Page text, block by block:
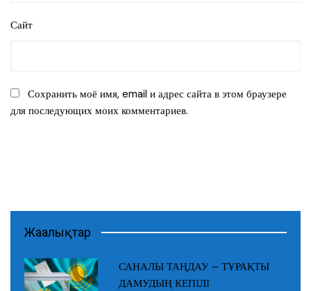
Сайт
Сохранить моё имя, email и адрес сайта в этом браузере
для последующих моих комментариев.
Жаңалықтар
САНАЛЫ ТАҢДАУ – ТҰРАҚТЫ
ДАМУДЫҢ КЕПІЛІ